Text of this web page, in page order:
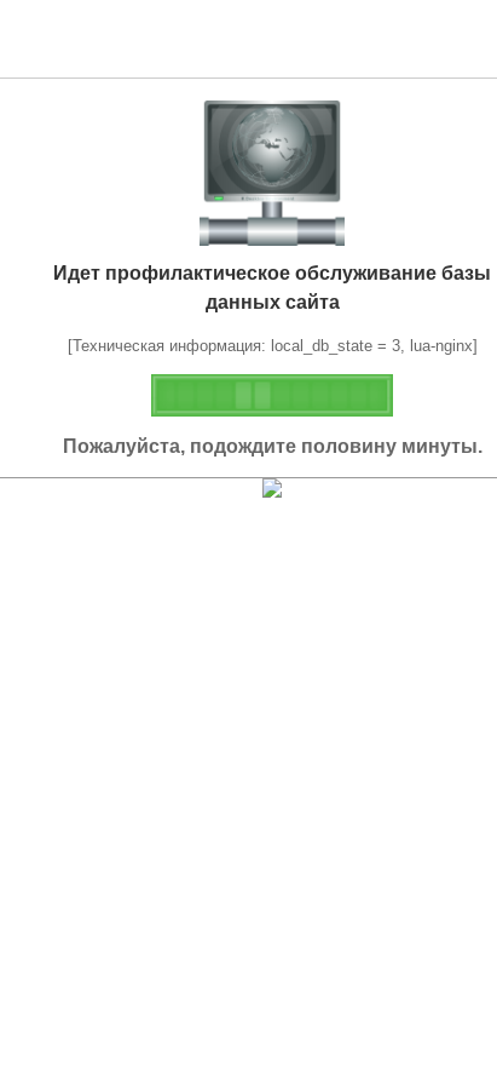
Идет профилактическое обслуживание базы
данных сайта
[Техническая информация: local_db_state = 3, lua-nginx]
Пожалуйста, подождите половину минуты.